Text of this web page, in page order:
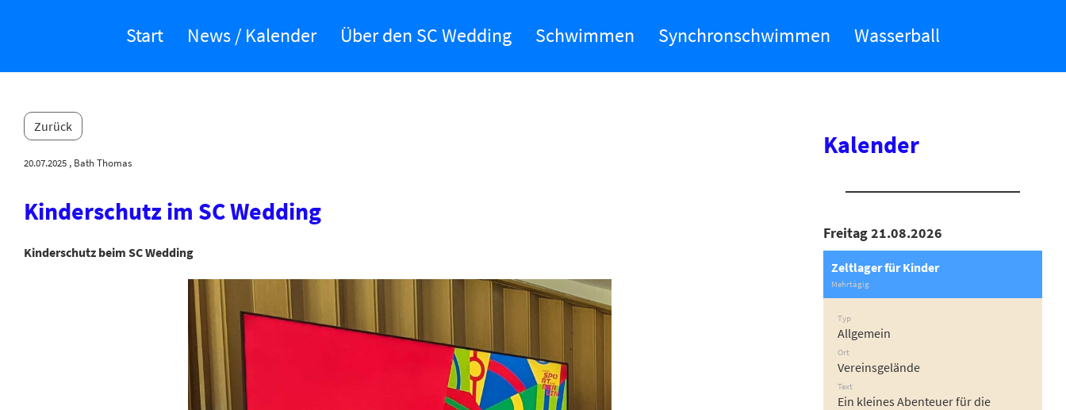
Start News / Kalender Über den SC Wedding Schwimmen Synchronschwimmen Wasserball
Zurück
20.07.2025 , Bath Thomas
Kinderschutz im SC Wedding
Kinderschutz beim SC Wedding
Kalender
Freitag 21.08.2026
Zeltlager für Kinder
Mehrtägig
Typ
Allgemein
Ort
Vereinsgelände
Text
Ein kleines Abenteuer für die